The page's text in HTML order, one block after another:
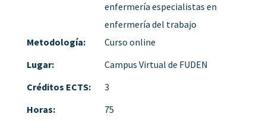
enfermería especialistas en
enfermería del trabajo
Metodología:
Curso online
Lugar:
Campus Virtual de FUDEN
Créditos ECTS:
3
Horas:
75